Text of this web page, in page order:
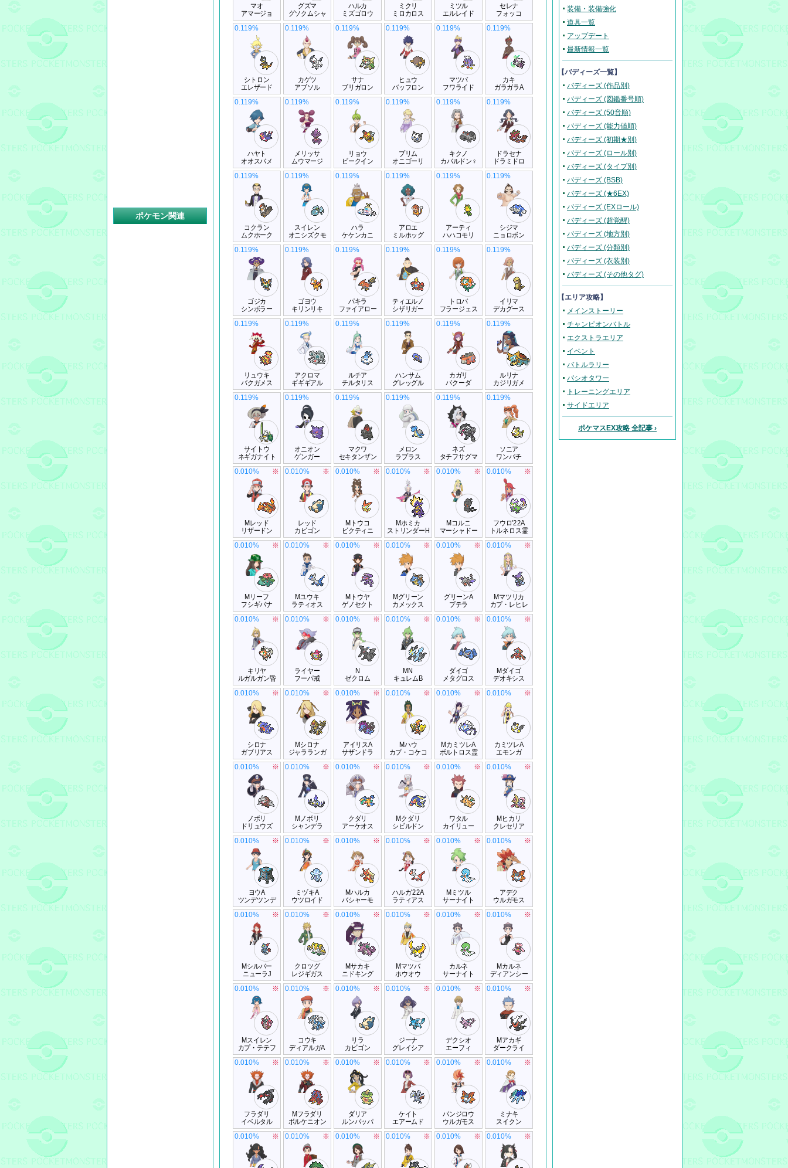
マオ
アマージョ
グズマ
グソクムシャ
ハルカ
ミズゴロウ
ミクリ
ミロカロス
ミツル
エルレイド
セレナ
フォッコ
シトロン
エレザード
0.119%
カゲツ
アブソル
0.119%
サナ
ブリガロン
0.119%
ヒュウ
バッフロン
0.119%
マツバ
フワライド
0.119%
カキ
ガラガラA
0.119%
ハヤト
オオスバメ
0.119%
メリッサ
ムウマージ
0.119%
リョウ
ビークイン
0.119%
プリム
オニゴーリ
0.119%
キクノ
カバルドン♀
0.119%
ドラセナ
ドラミドロ
0.119%
コクラン
ムクホーク
0.119%
スイレン
オニシズクモ
0.119%
ハラ
ケケンカニ
0.119%
アロエ
ミルホッグ
0.119%
アーティ
ハハコモリ
0.119%
シジマ
ニョロボン
0.119%
ゴジカ
シンボラー
0.119%
ゴヨウ
キリンリキ
0.119%
パキラ
ファイアロー
0.119%
ティエルノ
シザリガー
0.119%
トロバ
フラージェス
0.119%
イリマ
デカグース
0.119%
リュウキ
バクガメス
0.119%
アクロマ
ギギギアル
0.119%
ルチア
チルタリス
0.119%
ハンサム
グレッグル
0.119%
カガリ
バクーダ
0.119%
ルリナ
カジリガメ
0.119%
サイトウ
ネギガナイト
0.119%
オニオン
ゲンガー
0.119%
マクワ
セキタンザン
0.119%
メロン
ラプラス
0.119%
ネズ
タチフサグマ
0.119%
ソニア
ワンパチ
0.119%
Mレッド
リザードン
0.010% ※
レッド
カビゴン
0.010% ※
Mトウコ
ビクティニ
0.010% ※
Mホミカ
ストリンダーH
0.010% ※
Mコルニ
マーシャドー
0.010% ※
フウロ'22A
トルネロス霊
0.010% ※
Mリーフ
フシギバナ
0.010% ※
Mユウキ
ラティオス
0.010% ※
Mトウヤ
ゲノセクト
0.010% ※
Mグリーン
カメックス
0.010% ※
グリーンA
プテラ
0.010% ※
Mマツリカ
カプ・レヒレ
0.010% ※
キリヤ
ルガルガン昏
0.010% ※
ライヤー
フーパ戒
0.010% ※
N
ゼクロム
0.010% ※
MN
キュレムB
0.010% ※
ダイゴ
メタグロス
0.010% ※
Mダイゴ
デオキシス
0.010% ※
シロナ
ガブリアス
0.010% ※
Mシロナ
ジャラランガ
0.010% ※
アイリスA
サザンドラ
0.010% ※
Mハウ
カプ・コケコ
0.010% ※
MカミツレA
ボルトロス霊
0.010% ※
カミツレA
エモンガ
0.010% ※
ノボリ
ドリュウズ
0.010% ※
Mノボリ
シャンデラ
0.010% ※
クダリ
アーケオス
0.010% ※
Mクダリ
シビルドン
0.010% ※
ワタル
カイリュー
0.010% ※
Mヒカリ
クレセリア
0.010% ※
ヨウA
ツンデツンデ
0.010% ※
ミヅキA
ウツロイド
0.010% ※
Mハルカ
バシャーモ
0.010% ※
ハルカ'22A
ラティアス
0.010% ※
Mミツル
サーナイト
0.010% ※
アデク
ウルガモス
0.010% ※
Mシルバー
ニューラJ
0.010% ※
クロツグ
レジギガス
0.010% ※
Mサカキ
ニドキング
0.010% ※
Mマツバ
ホウオウ
0.010% ※
カルネ
サーナイト
0.010% ※
Mカルネ
ディアンシー
0.010% ※
Mスイレン
カプ・テテフ
0.010% ※
コウキ
ディアルガA
0.010% ※
リラ
カビゴン
0.010% ※
ジーナ
グレイシア
0.010% ※
デクシオ
エーフィ
0.010% ※
Mアカギ
ダークライ
0.010% ※
フラダリ
イベルタル
0.010% ※
Mフラダリ
ボルケニオン
0.010% ※
ダリア
ルンパッパ
0.010% ※
ケイト
エアームド
0.010% ※
バンジロウ
ウルガモス
0.010% ※
ミナキ
スイクン
0.010% ※
0.010% ※ 0.010% ※ 0.010% ※ 0.010% ※ 0.010% ※ 0.010% ※
装備・装備強化
道具一覧
アップデート
最新情報一覧
【バディーズ一覧】
バディーズ (作品別)
バディーズ (図鑑番号順)
バディーズ (50音順)
バディーズ (能力値順)
バディーズ (初期★別)
バディーズ (ロール別)
バディーズ (タイプ別)
バディーズ (BSB)
バディーズ (★6EX)
バディーズ (EXロール)
バディーズ (超覚醒)
バディーズ (地方別)
バディーズ (分類別)
バディーズ (衣装別)
バディーズ (その他タグ)
【エリア攻略】
メインストーリー
チャンピオンバトル
エクストラエリア
イベント
バトルラリー
パシオタワー
トレーニングエリア
サイドエリア
ポケマスEX攻略 全記事 ›
ポケモン関連